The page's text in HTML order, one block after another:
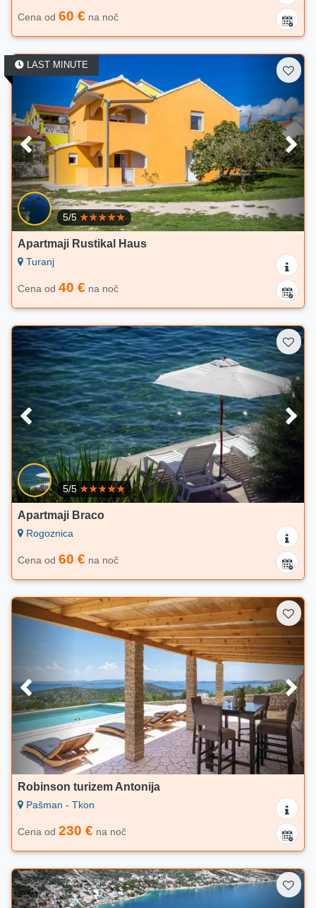
Cena od 60 € na noč
LAST MINUTE
5/5
Apartmaji Rustikal Haus
Turanj
Cena od 40 € na noč
5/5
Apartmaji Braco
Rogoznica
Cena od 60 € na noč
Robinson turizem Antonija
Pašman - Tkon
Cena od 230 € na noč